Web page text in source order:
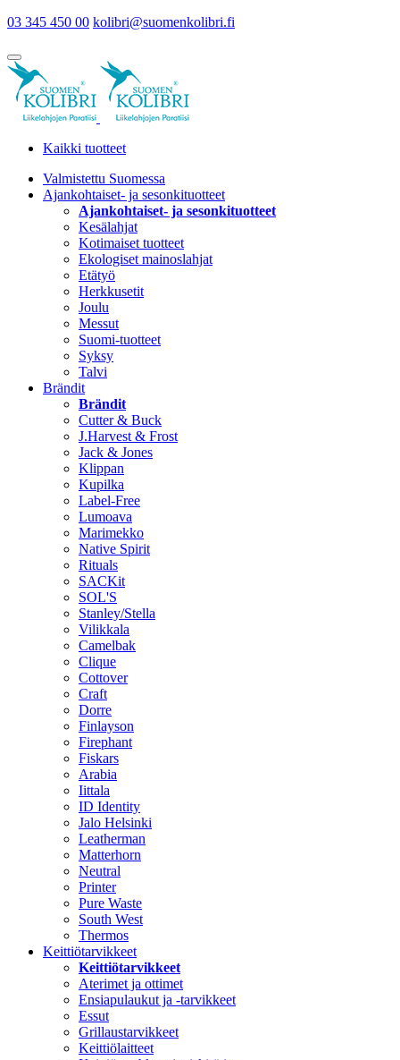
03 345 450 00 kolibri@suomenkolibri.fi
Kaikki tuotteet
Valmistettu Suomessa
Ajankohtaiset- ja sesonkituotteet
Ajankohtaiset- ja sesonkituotteet
Kesälahjat
Kotimaiset tuotteet
Ekologiset mainoslahjat
Etätyö
Herkkusetit
Joulu
Messut
Suomi-tuotteet
Syksy
Talvi
Brändit
Brändit
Cutter & Buck
J.Harvest & Frost
Jack & Jones
Klippan
Kupilka
Label-Free
Lumoava
Marimekko
Native Spirit
Rituals
SACKit
SOL'S
Stanley/Stella
Vilikkala
Camelbak
Clique
Cottover
Craft
Dorre
Finlayson
Firephant
Fiskars
Arabia
Iittala
ID Identity
Jalo Helsinki
Leatherman
Matterhorn
Neutral
Printer
Pure Waste
South West
Thermos
Keittiötarvikkeet
Keittiötarvikkeet
Aterimet ja ottimet
Ensiapulaukut ja -tarvikkeet
Essut
Grillaustarvikkeet
Keittiölaitteet